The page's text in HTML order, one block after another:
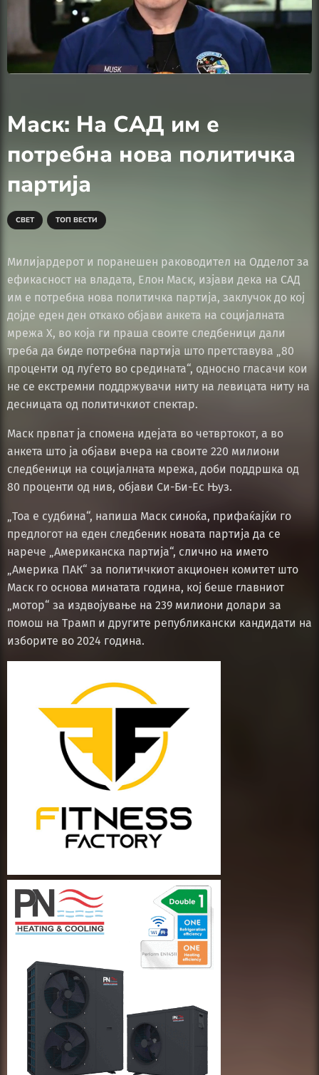
Маск: На САД им е
потребна нова политичка
партија
СВЕТ ТОП ВЕСТИ
Милијардерот и поранешен раководител на Одделот за
ефикасност на владата, Елон Маск, изјави дека на САД
им е потребна нова политичка партија, заклучок до кој
дојде еден ден откако објави анкета на социјалната
мрежа X, во која ги праша своите следбеници дали
треба да биде потребна партија што претставува „80
проценти од луѓето во средината“, односно гласачи кои
не се екстремни поддржувачи ниту на левицата ниту на
десницата од политичкиот спектар.
Маск првпат ја спомена идејата во четвртокот, а во
анкета што ја објави вчера на своите 220 милиони
следбеници на социјалната мрежа, доби поддршка од
80 проценти од нив, објави Си-Би-Ес Њуз.
„Тоа е судбина“, напиша Маск синоќа, прифаќајќи го
предлогот на еден следбеник новата партија да се
нарече „Американска партија“, слично на името
„Америка ПАК“ за политичкиот акционен комитет што
Маск го основа минатата година, кој беше главниот
„мотор“ за издвојување на 239 милиони долари за
помош на Трамп и другите републикански кандидати на
изборите во 2024 година.